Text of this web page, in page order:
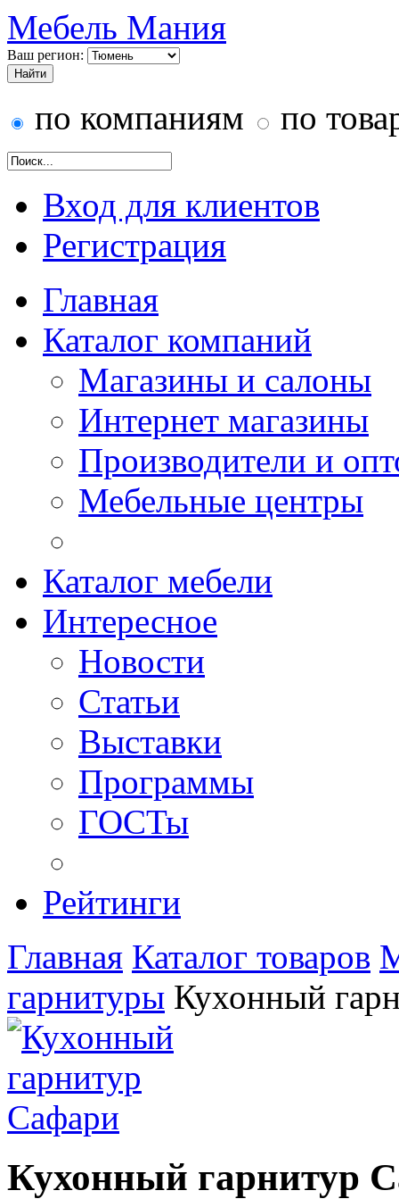
Мебель Мания
Ваш регион:
по компаниям по
Вход для клиентов
Регистрация
Главная
Каталог компаний
Магазины и салоны
Интернет магазины
Производители и
Мебельные центры
Каталог мебели
Интересное
Новости
Статьи
Выставки
Программы
ГОСТы
Рейтинги
Главная Каталог товаров
гарнитуры Кухонный
Кухонный гарнитур